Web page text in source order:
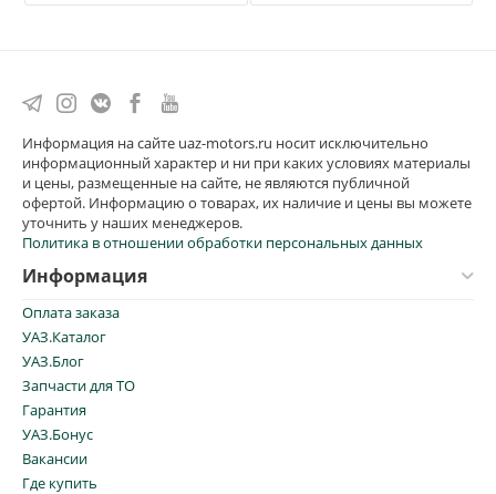
Информация на сайте uaz-motors.ru носит исключительно
информационный характер и ни при каких условиях материалы
и цены, размещенные на сайте, не являются публичной
офертой. Информацию о товарах, их наличие и цены вы можете
уточнить у наших менеджеров.
Политика в отношении обработки персональных данных
Информация
Оплата заказа
УАЗ.Каталог
УАЗ.Блог
Запчасти для ТО
Гарантия
УАЗ.Бонус
Вакансии
Где купить